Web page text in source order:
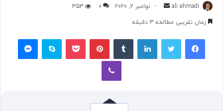
ali ahmadi نوامبر 2, 2020 0
353
زمان تقریبی مطالعه 3 دقیقه
فیسبوک لینکداین پینتریست پاکت اسکایپ
وایبر